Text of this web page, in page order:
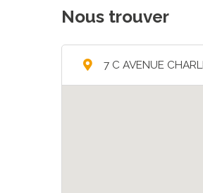
Nous trouver
7 C AVENUE